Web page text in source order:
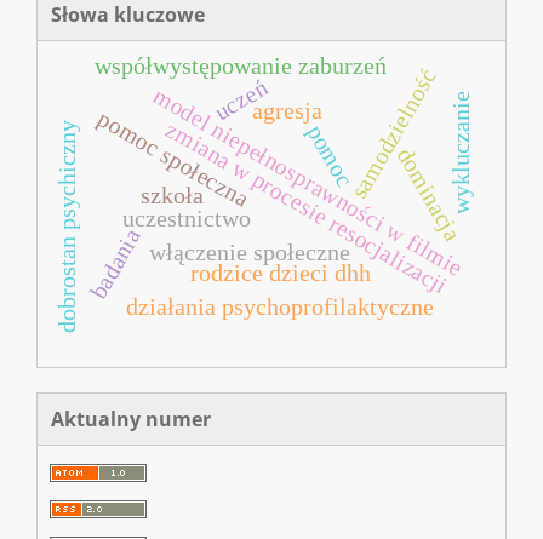
Słowa kluczowe
uczestnictwo
zmiana w procesie resocjalizacji
model niepełnosprawności w filmie
uczeń samodzielność
włączenie społeczne
badania
pomoc społeczna pomoc
współwystępowanie zaburzeń
działania psychoprofilaktyczne
rodzice dzieci dhh
dobrostan psychiczny dominacja
szkoła wykluczanie
agresja
Aktualny numer